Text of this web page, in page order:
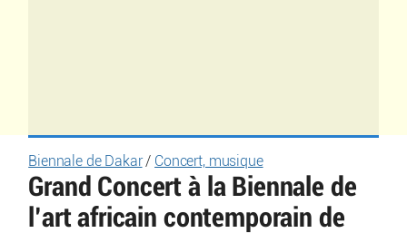
Biennale de Dakar/ Concert, musique
Grand Concert à la Biennale de
l’art africain contemporain de